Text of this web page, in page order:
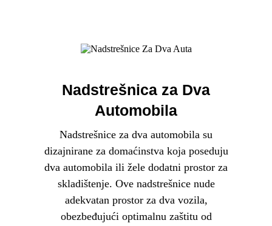
Nadstrešnica za Dva
Automobila
Nadstrešnice za dva automobila su
dizajnirane za domaćinstva koja poseduju
dva automobila ili žele dodatni prostor za
skladištenje. Ove nadstrešnice nude
adekvatan prostor za dva vozila,
obezbeđujući optimalnu zaštitu od